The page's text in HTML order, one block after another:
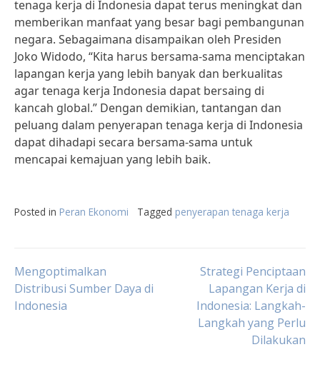
tenaga kerja di Indonesia dapat terus meningkat dan
memberikan manfaat yang besar bagi pembangunan
negara. Sebagaimana disampaikan oleh Presiden
Joko Widodo, “Kita harus bersama-sama menciptakan
lapangan kerja yang lebih banyak dan berkualitas
agar tenaga kerja Indonesia dapat bersaing di
kancah global.” Dengan demikian, tantangan dan
peluang dalam penyerapan tenaga kerja di Indonesia
dapat dihadapi secara bersama-sama untuk
mencapai kemajuan yang lebih baik.
Posted in Peran Ekonomi Tagged penyerapan tenaga kerja
Post
navigation
Mengoptimalkan
Distribusi Sumber Daya di
Indonesia
Strategi Penciptaan
Lapangan Kerja di
Indonesia: Langkah-
Langkah yang Perlu
Dilakukan